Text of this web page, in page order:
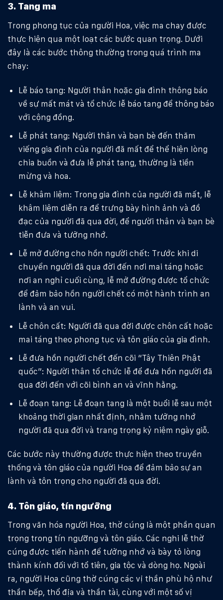
3. Tang ma
Trong phong tục của người Hoa, việc ma chay được
thực hiện qua một loạt các bước quan trọng. Dưới
đây là các bước thông thường trong quá trình ma
chay:
Lễ báo tang: Người thân hoặc gia đình thông báo
về sự mất mát và tổ chức lễ báo tang để thông báo
với cộng đồng.
Lễ phát tang: Người thân và bạn bè đến thăm
viếng gia đình của người đã mất để thể hiện lòng
chia buồn và đưa lễ phát tang, thường là tiền
mừng và hoa.
Lễ khâm liệm: Trong gia đình của người đã mất, lễ
khâm liệm diễn ra để trưng bày hình ảnh và đồ
đạc của người đã qua đời, để người thân và bạn bè
tiễn đưa và tưởng nhớ.
Lễ mở đường cho hồn người chết: Trước khi di
chuyển người đã qua đời đến nơi mai táng hoặc
nơi an nghỉ cuối cùng, lễ mở đường được tổ chức
để đảm bảo hồn người chết có một hành trình an
lành và an vui.
Lễ chôn cất: Người đã qua đời được chôn cất hoặc
mai táng theo phong tục và tôn giáo của gia đình.
Lễ đưa hồn người chết đến cõi “Tây Thiên Phật
quốc”: Người thân tổ chức lễ để đưa hồn người đã
qua đời đến với cõi bình an và vĩnh hằng.
Lễ đoạn tang: Lễ đoạn tang là một buổi lễ sau một
khoảng thời gian nhất định, nhằm tưởng nhớ
người đã qua đời và trang trọng kỷ niệm ngày giỗ.
Các bước này thường được thực hiện theo truyền
thống và tôn giáo của người Hoa để đảm bảo sự an
lành và tôn trọng cho người đã qua đời.
4. Tôn giáo, tín ngưỡng
Trong văn hóa người Hoa, thờ cúng là một phần quan
trọng trong tín ngưỡng và tôn giáo. Các nghi lễ thờ
cúng được tiến hành để tưởng nhớ và bày tỏ lòng
thành kính đối với tổ tiên, gia tộc và dòng họ. Ngoài
ra, người Hoa cũng thờ cúng các vị thần phù hộ như
thần bếp, thổ địa và thần tài, cùng với một số vị